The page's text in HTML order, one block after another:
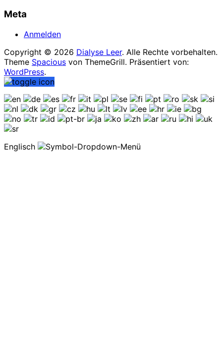
Meta
Anmelden
Copyright © 2026 Dialyse Leer. Alle Rechte vorbehalten.
Theme Spacious von ThemeGrill. Präsentiert von:
WordPress.
Englisch